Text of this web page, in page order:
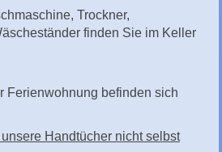
Trockner,
finden Sie im Keller
Ferienwohnung befinden sich
Handtücher nicht selbst